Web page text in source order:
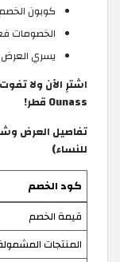
كوبون
الخصومات
يسري العرض
اشترِ الآن ولا
Ounass قطر!
تفاصيل العرض
للنساء)
كود الخصم
قيمة الخصم
المنتجات